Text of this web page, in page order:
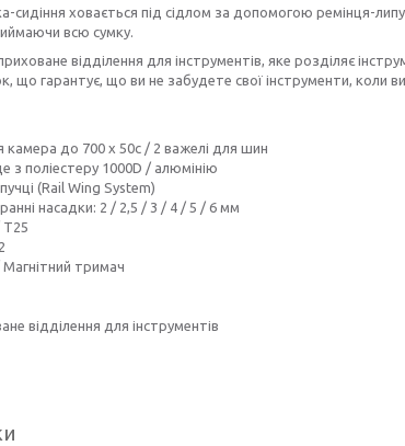
сидіння ховається під сідлом за допомогою ремінця-
всю сумку.
відділення для інструментів, яке розділяє
що гарантує, що ви не забудете свої інструменти, коли
камера до 700 x 50c / 2 важелі для шин
з поліестеру 1000D / алюмінію
(Rail Wing System)
насадки: 2 / 2,5 / 3 / 4 / 5 / 6 мм
тримач
відділення для інструментів